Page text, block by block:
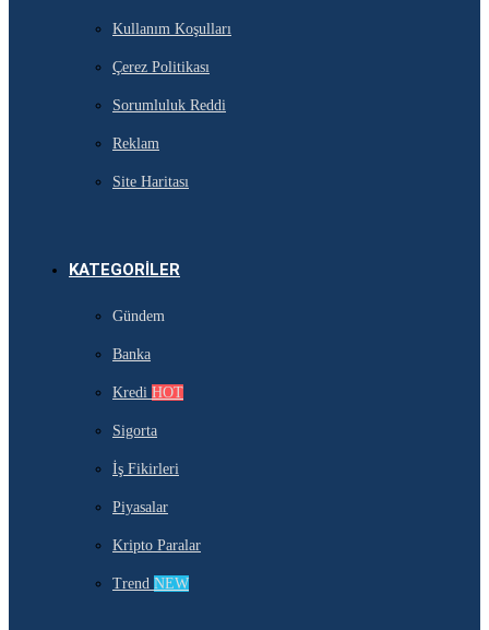
Kullanım Koşulları
Çerez Politikası
Sorumluluk Reddi
Reklam
Site Haritası
KATEGORILER
Gündem
Banka
Kredi HOT
Sigorta
İş Fikirleri
Piyasalar
Kripto Paralar
Trend NEW